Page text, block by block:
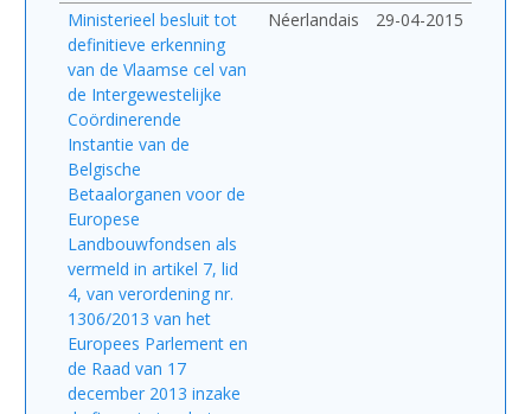
Ministerieel besluit tot
definitieve erkenning
van de Vlaamse cel van
de Intergewestelijke
Coördinerende
Instantie van de
Belgische
Betaalorganen voor de
Europese
Landbouwfondsen als
vermeld in artikel 7, lid
4, van verordening nr.
1306/2013 van het
Europees Parlement en
de Raad van 17
december 2013 inzake
Néerlandais 29-04-2015